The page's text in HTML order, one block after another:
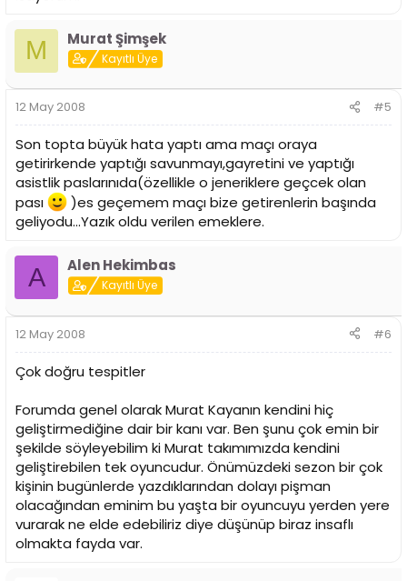
M Murat Şimşek
Kayıtlı Üye
12 May 2008 #5
Son topta büyük hata yaptı ama maçı oraya
getirirkende yaptığı savunmayı,gayretini ve yaptığı
asistlik paslarınıda(özellikle o jeneriklere geçcek olan
pası
)es geçemem maçı bize getirenlerin başında
geliyodu...Yazık oldu verilen emeklere.
A Alen Hekimbas
Kayıtlı Üye
12 May 2008 #6
Çok doğru tespitler
Forumda genel olarak Murat Kayanın kendini hiç
geliştirmediğine dair bir kanı var. Ben şunu çok emin bir
şekilde söyleyebilim ki Murat takımımızda kendini
geliştirebilen tek oyuncudur. Önümüzdeki sezon bir çok
kişinin bugünlerde yazdıklarından dolayı pişman
olacağından eminim bu yaşta bir oyuncuyu yerden yere
vurarak ne elde edebiliriz diye düşünüp biraz insaflı
olmakta fayda var.